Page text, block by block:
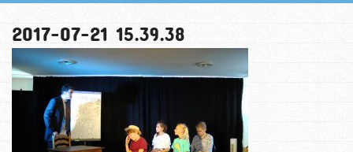
2017-07-21 15.39.38